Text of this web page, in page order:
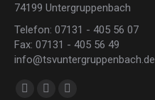
74199 Untergruppenbach
Telefon: 07131 - 405 56 07
Fax: 07131 - 405 56 49
info@tsvuntergruppenbach.de
Finden Sie uns auf: